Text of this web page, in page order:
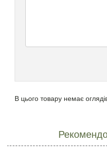
В цього товару немає